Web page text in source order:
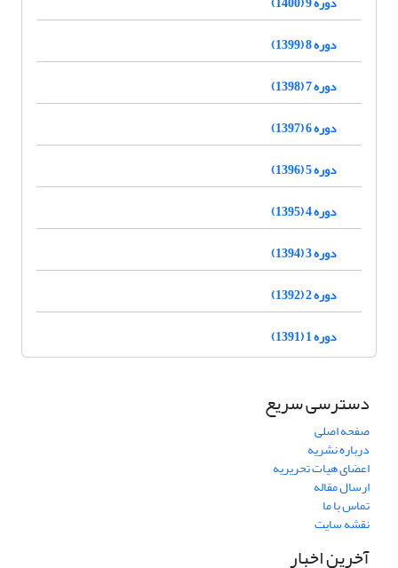
دوره 8 (1399)
دوره 7 (1398)
دوره 6 (1397)
دوره 5 (1396)
دوره 4 (1395)
دوره 3 (1394)
دوره 2 (1392)
دوره 1 (1391)
دسترسی سریع
صفحه اصلی
درباره نشریه
اعضای هیات تحریریه
ارسال مقاله
تماس با ما
نقشه سایت
آخرین اخبار